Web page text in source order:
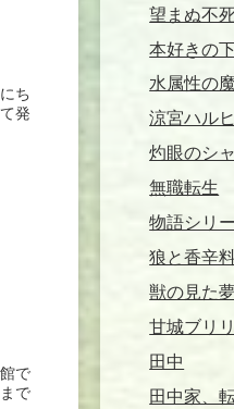
ち
発
で
で
望まぬ不
本好きの
水属性の
涼宮ハル
灼眼のシ
無職転生
物語シリ
狼と香辛
獣の見た
甘城ブリ
田中
田中家、